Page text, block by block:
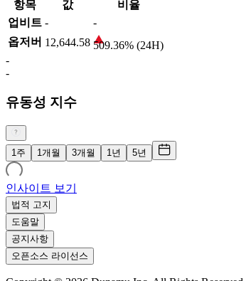
항목 값
비율
업비트 -
-
옵저버 12,644.58 509.36% (24H)
-
-
유동성 지수
1주 1개월 3개월 1년 5년
인사이트 보기
법적 고지
도움말
공지사항
오픈소스 라이선스